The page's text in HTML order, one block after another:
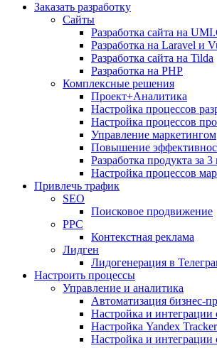
Заказать разработку
Сайты
Разработка сайта на
Разработка на Laravel и
Разработка сайта на Tilda
Разработка на PHP
Комплексные решения
Проект+Аналитика
Настройка процессов
Настройка процессов
Управление маркетингом
Повышение
Разработка продукта за 3
Настройка процессов
Привлечь трафик
SEO
Поисковое продвижение
PPC
Контекстная реклама
Лидген
Лидогенерация в
Настроить процессы
Управление и аналитика
Автоматизация бизнес-
Настройка и интеграции
Настройка Yandex
Настройка и интеграции